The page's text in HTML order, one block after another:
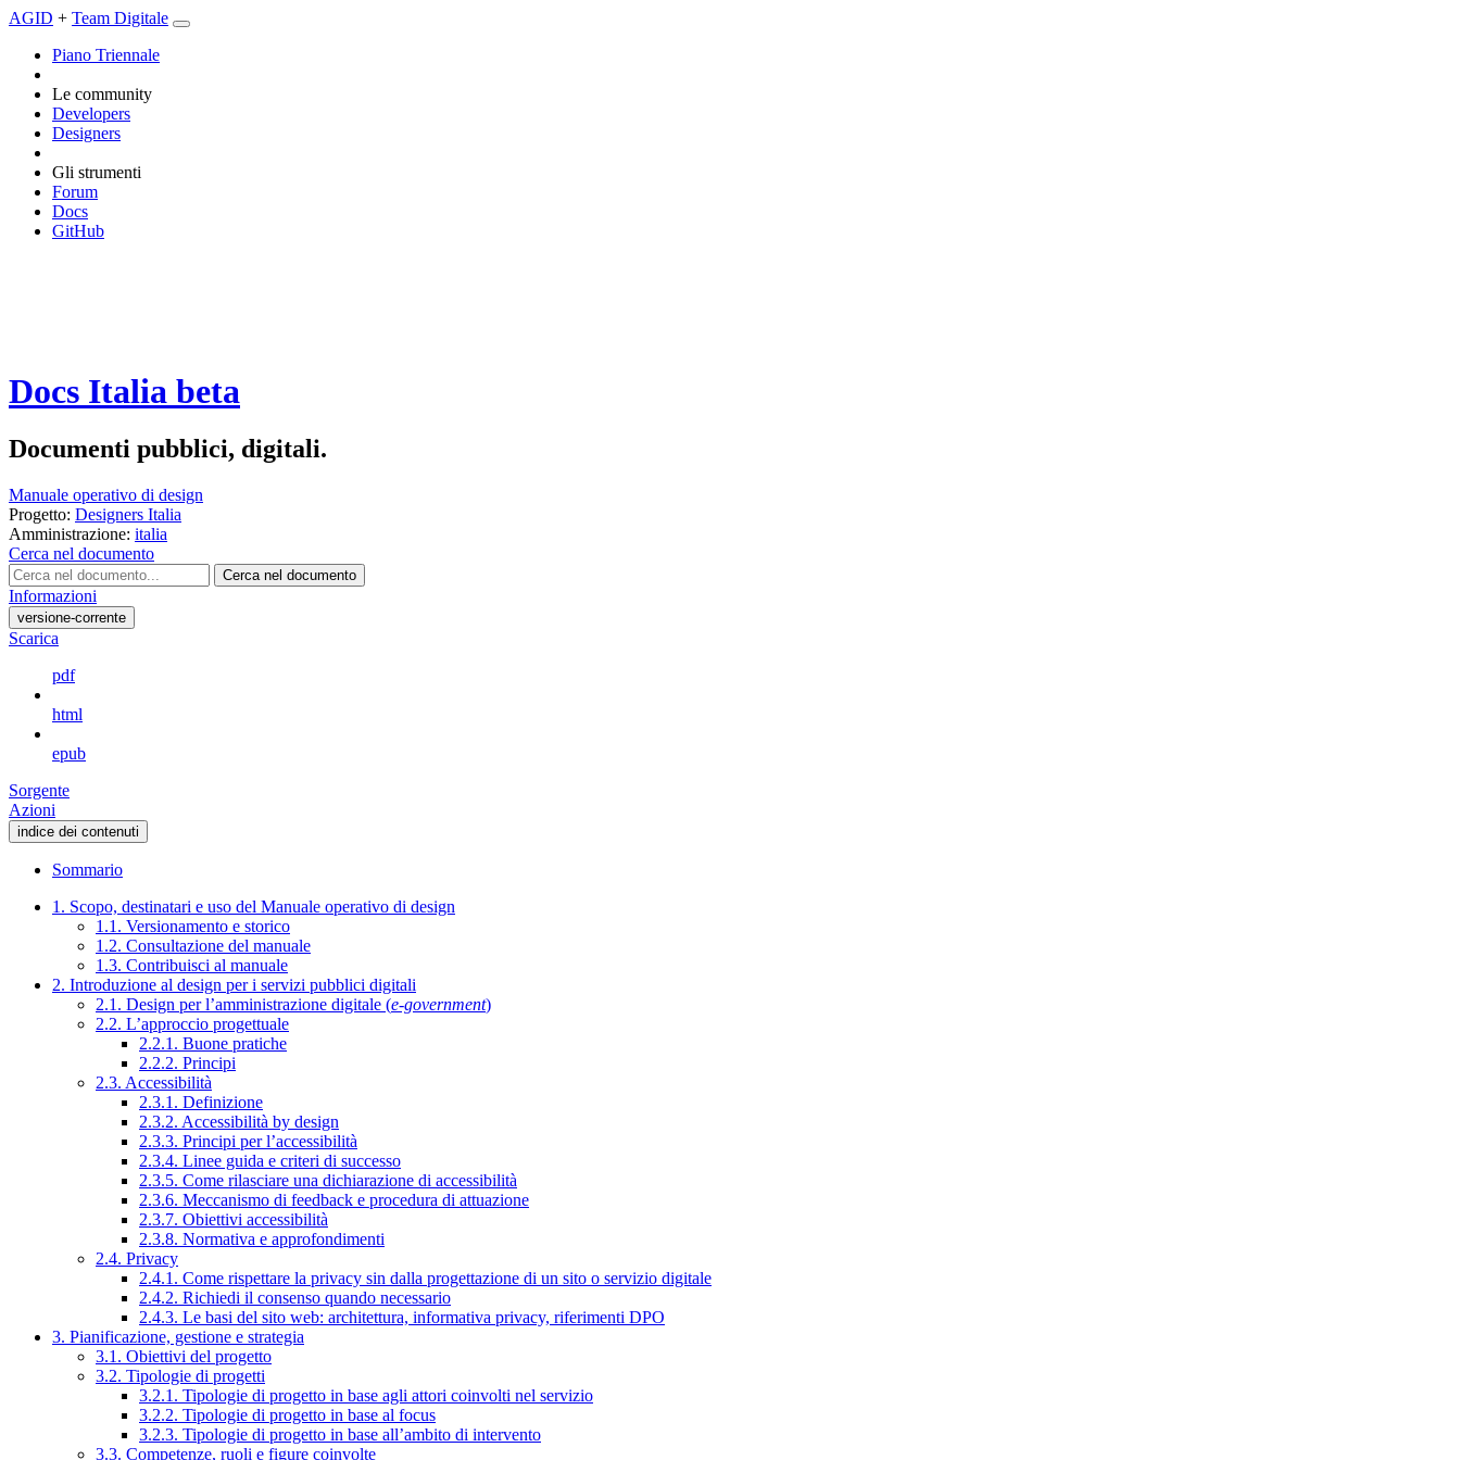
AGID + Team Digitale
Piano Triennale
Le community
Developers
Designers
Gli strumenti
Forum
Docs
GitHub
Docs Italia beta
Documenti pubblici, digitali.
Manuale operativo di design
Progetto: Designers Italia
Amministrazione: italia
Cerca nel documento
Cerca nel documento
Informazioni
versione-corrente
Scarica
pdf
html
epub
Sorgente
Azioni
indice dei contenuti
Sommario
1. Scopo, destinatari e uso del Manuale operativo di design
1.1. Versionamento e storico
1.2. Consultazione del manuale
1.3. Contribuisci al manuale
2. Introduzione al design per i servizi pubblici digitali
2.1. Design per l’amministrazione digitale (e-government)
2.2. L’approccio progettuale
2.2.1. Buone pratiche
2.2.2. Principi
2.3. Accessibilità
2.3.1. Definizione
2.3.2. Accessibilità by design
2.3.3. Principi per l’accessibilità
2.3.4. Linee guida e criteri di successo
2.3.5. Come rilasciare una dichiarazione di accessibilità
2.3.6. Meccanismo di feedback e procedura di attuazione
2.3.7. Obiettivi accessibilità
2.3.8. Normativa e approfondimenti
2.4. Privacy
2.4.1. Come rispettare la privacy sin dalla progettazione di un sito o servizio digitale
2.4.2. Richiedi il consenso quando necessario
2.4.3. Le basi del sito web: architettura, informativa privacy, riferimenti DPO
3. Pianificazione, gestione e strategia
3.1. Obiettivi del progetto
3.2. Tipologie di progetti
3.2.1. Tipologie di progetto in base agli attori coinvolti nel servizio
3.2.2. Tipologie di progetto in base al focus
3.2.3. Tipologie di progetto in base all’ambito di intervento
3.3. Competenze, ruoli e figure coinvolte